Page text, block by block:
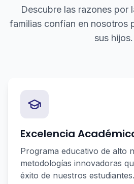
Descubre las razones por
familias confían en nosotros
sus hijos.
Excelencia
Programa educativo de alto
metodologías innovadoras
éxito de nuestros estudiantes.